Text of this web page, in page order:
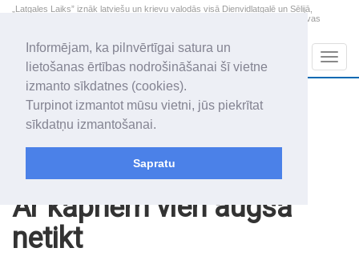
Informējam, ka pilnvērtīgai satura un
lietošanas ērtības nodrošināšanai šī vietne
izmanto sīkdatnes (cookies).
Turpinot izmantot mūsu vietni, jūs piekrītat
sīkdatņu izmantošanai.
Sapratu
„Latgales Laiks” iznāk latviešu un krievu valodās visā Dienvidlatgalē un Sēlijā,
„Latgales Laiks” latviešu valodā aptver Daugavpils valstspilsētu, Augšdaugavas
2026. gada 9. augusts
Svētdiena
Genovefa, Genoveva, Madara
+10.5
Ar kāpnēm vien augšā
netikt